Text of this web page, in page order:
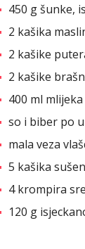
450 g šunke,
2 kašika
2 kašike
2 kašike
400 ml mlijeka
so i biber po
mala veza
5 kašika
4 krompira
120 g